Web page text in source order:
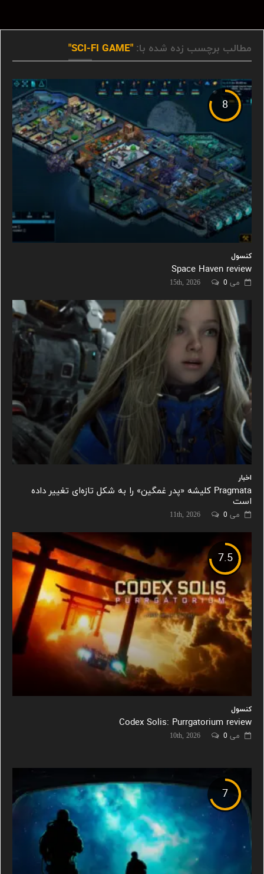
مطالب برچسب زده شده با: "SCI-FI GAME"
8
کنسول
Space Haven review
می 15th, 2026 0
اخبار
Pragmata کلیشه «پدر غمگین» را به شکل تازه‌ای تغییر داده
است
می 11th, 2026 0
7.5
کنسول
Codex Solis: Purrgatorium review
می 10th, 2026 0
7